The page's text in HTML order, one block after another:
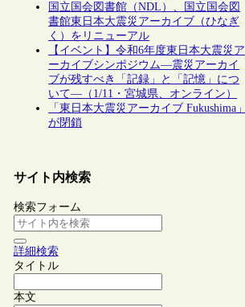
国立国会図書館（NDL）、国立国会図
書館東日本大震災アーカイブ（ひなぎ
く）をリニューアル
【イベント】令和6年度東日本大震災ア
ーカイブシンポジウム―震災アーカイ
ブが残すべき「記録」と「記憶」につ
いて―（1/11・宮城県、オンライン）
「東日本大震災アーカイブ Fukushima」
が閉鎖
サイト内検索
検索フォーム
詳細検索
タイトル
本文